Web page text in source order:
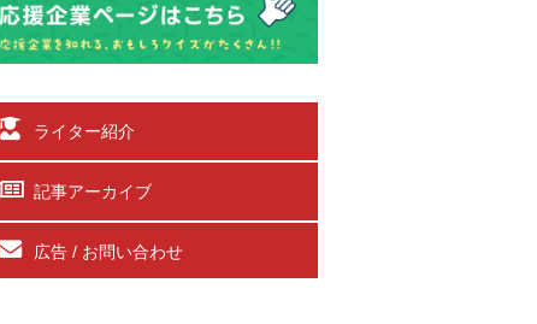
ライター紹介
記事アーカイブ
広告 / お問い合わせ